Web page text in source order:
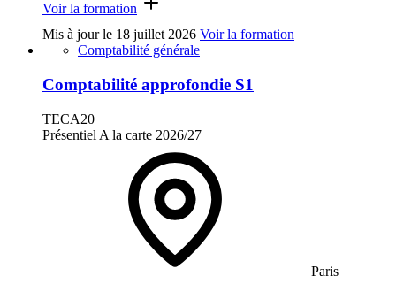
Voir la formation
Mis à jour le 18 juillet 2026 Voir la formation
Comptabilité générale
Comptabilité approfondie S1
TECA20
Présentiel A la carte 2026/27
Paris